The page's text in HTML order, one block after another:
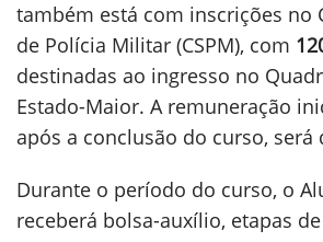
também está com inscrições no
de Polícia Militar (CSPM), com
destinadas ao ingresso no
Estado-Maior. A remuneração
após a conclusão do curso, será
Durante o período do curso, o
receberá bolsa-auxílio, etapas